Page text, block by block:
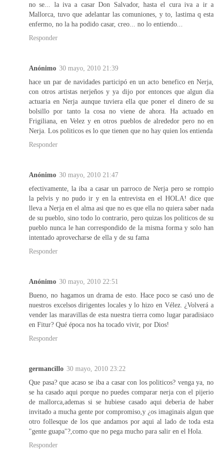
no se... la iva a casar Don Salvador, hasta el cura iva a ir a
Mallorca, tuvo que adelantar las comuniones, y to, lastima q esta
enfermo, no la ha podido casar, creo... no lo entiendo...
Responder
Anónimo 30 mayo, 2010 21:39
hace un par de navidades participó en un acto benefico en Nerja,
con otros artistas nerjeños y ya dijo por entonces que algun dia
actuaria en Nerja aunque tuviera ella que poner el dinero de su
bolsillo por tanto la cosa no viene de ahora. Ha actuado en
Frigiliana, en Velez y en otros pueblos de alrededor pero no en
Nerja. Los politicos es lo que tienen que no hay quien los entienda
Responder
Anónimo 30 mayo, 2010 21:47
efectivamente, la iba a casar un parroco de Nerja pero se rompio
la pelvis y no pudo ir y en la entrevista en el HOLA! dice que
lleva a Nerja en el alma asi que no es que ella no quiera saber nada
de su pueblo, sino todo lo contrario, pero quizas los politicos de su
pueblo nunca le han correspondido de la misma forma y solo han
intentado aprovecharse de ella y de su fama
Responder
Anónimo 30 mayo, 2010 22:51
Bueno, no hagamos un drama de esto. Hace poco se casó uno de
nuestros excelsos dirigentes locales y lo hizo en Vélez. ¿Volverá a
vender las maravillas de esta nuestra tierra como lugar paradisiaco
en Fitur? Qué época nos ha tocado vivir, por Dios!
Responder
germancillo 30 mayo, 2010 23:22
Que pasa? que acaso se iba a casar con los politicos? venga ya, no
se ha casado aqui porque no puedes comparar nerja con el pijerio
de mallorca,ademas si se hubiese casado aqui deberia de haber
invitado a mucha gente por compromiso,y ¿os imaginais algun que
otro follesque de los que andamos por aqui al lado de toda esta
"gente guapa"?,como que no pega mucho para salir en el Hola.
Responder